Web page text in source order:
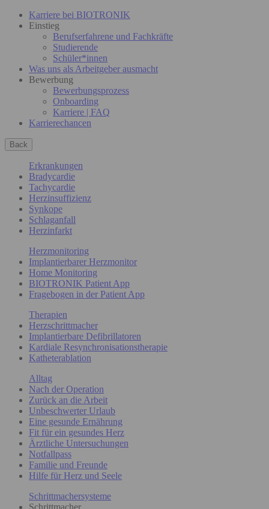
Karriere bei BIOTRONIK
Einstieg
Berufserfahrene und Fachkräfte
Studierende
Schüler*innen
Was uns als Arbeitgeber ausmacht
Bewerbung
Bewerbungsprozess
Onboarding
Karriere | FAQ
Karrierechancen
Back
Erkrankungen
Bradycardie
Tachycardie
Herzinsuffizienz
Synkope
Schlaganfall
Herzinfarkt
Herzmonitoring
Implantierbarer Herzmonitor
Home Monitoring
BIOTRONIK Patient App
Fragebogen in der Patient App
Therapien
Herzschrittmacher
Implantierbare Defibrillatoren
Kardiale Resynchronisationstherapie
Katheterablation
Alltag
Nach der Operation
Zurück an die Arbeit
Unbeschwerter Urlaub
Eine gesunde Ernährung
Fit für ein gesundes Herz
Ärztliche Untersuchungen
Notfallpass
Familie und Freunde
Hilfe für Herz und Seele
Schrittmachersysteme
Schrittmacher